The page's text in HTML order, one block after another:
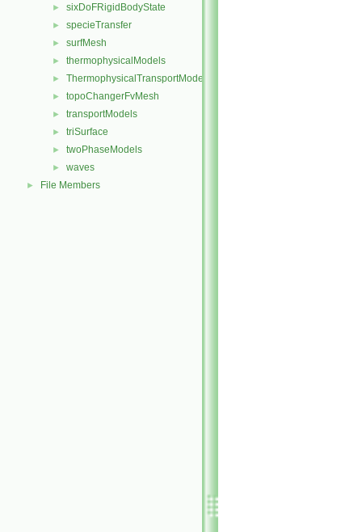
► sixDoFRigidBodyState
► specieTransfer
► surfMesh
► thermophysicalModels
► ThermophysicalTransportModels
► topoChangerFvMesh
► transportModels
► triSurface
► twoPhaseModels
► waves
► File Members